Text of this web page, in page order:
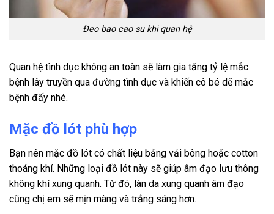
Đeo bao cao su khi quan hệ
Quan hệ tình dục không an toàn sẽ làm gia tăng tỷ lệ mắc
bệnh lây truyền qua đường tình dục và khiến cô bé dẽ mắc
bệnh đấy nhé.
Mặc đồ lót phù hợp
Bạn nên mặc đồ lót có chất liệu bằng vải bông hoặc cotton
thoáng khí. Những loại đồ lót này sẽ giúp âm đạo lưu thông
không khí xung quanh. Từ đó, l àn da xung quanh âm đạo
cũng chị em sẽ mịn màng và trắng sáng hơn.